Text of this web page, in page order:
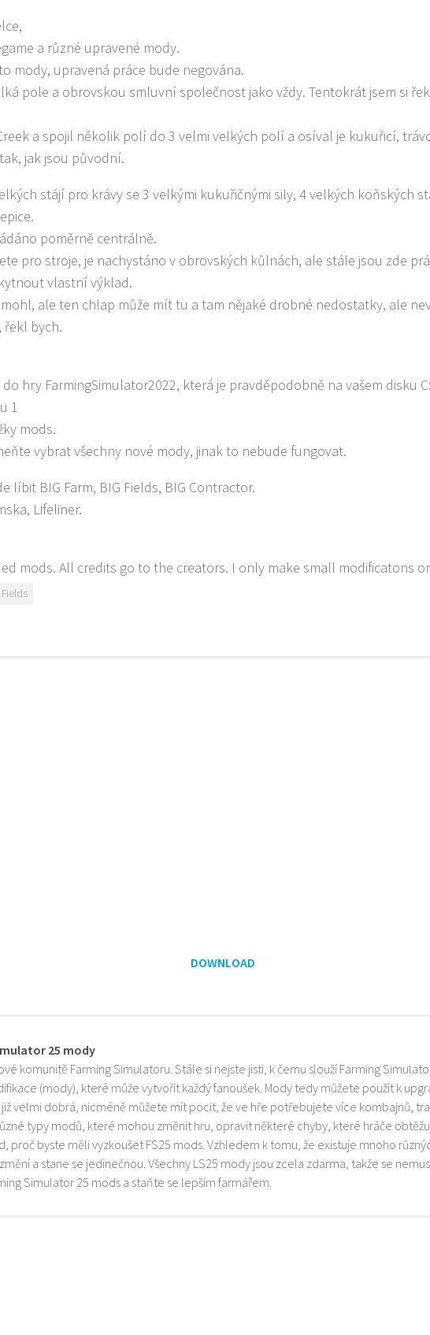
a různé upravené mody.
mody, upravená práce bude negována.
pole a obrovskou smluvní společnost jako vždy. Tentokrát jsem si
a spojil několik polí do 3 velmi velkých polí a osíval je kukuřicí,
jak jsou původní.
stájí pro krávy se 3 velkými kukuřičnými sily, 4 velkých koňských
poměrně centrálně.
pro stroje, je nachystáno v obrovských kůlnách, ale stále jsou zde
vlastní výklad.
mohl, ale ten chlap může mít tu a tam nějaké drobné nedostatky, ale
řekl bych.
do hry FarmingSimulator2022, která je pravděpodobně na vašem disku
1
mods.
vybrat všechny nové mody, jinak to nebude fungovat.
líbit BIG Farm, BIG Fields, BIG Contractor.
Lifeliner.
mods. All credits go to the creators. I only make small modificatons
Fields
DOWNLOAD
25 mody
komunitě Farming Simulatoru. Stále si nejste jisti, k čemu slouží Farming
(mody), které může vytvořit každý fanoušek. Mody tedy můžete použít k
již velmi dobrá, nicméně můžete mít pocit, že ve hře potřebujete více kombajnů,
typy modů, které mohou změnit hru, opravit některé chyby, které hráče
proč byste měli vyzkoušet FS25 mods. Vzhledem k tomu, že existuje mnoho
a stane se jedinečnou. Všechny LS25 mody jsou zcela zdarma, takže se
Simulator 25 mods a staňte se lepším farmářem.